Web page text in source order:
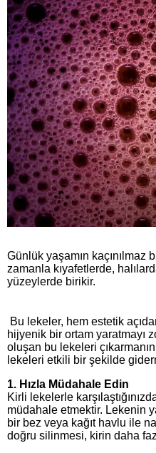
Günlük yaşamın kaçınılmaz
zamanla kıyafetlerde,
yüzeylerde birikir.
Bu lekeler, hem estetik
hijyenik bir ortam yaratmayı
oluşan bu lekeleri
lekeleri etkili bir şekilde
1. Hızla Müdahale Edin
Kirli lekelerle
müdahale etmektir. Lekenin
bir bez veya kağıt havlu ile
doğru silinmesi, kirin daha